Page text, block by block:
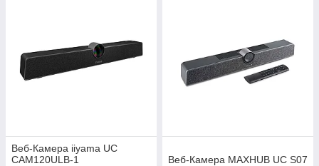
Веб-Камера iiyama UC
CAM120ULB-1
Веб-Камера MAXHUB UC S07